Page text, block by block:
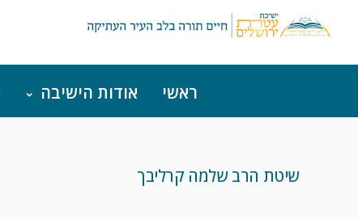
ראשי אודות הישיבה
שיטת הרב שלמה קרליבך